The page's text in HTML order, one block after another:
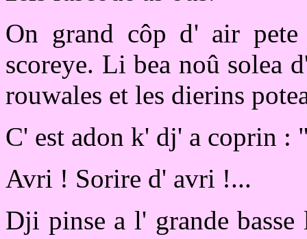
On grand côp d' air
scoreye. Li bea noû solea
rouwales et les dierins
C' est adon k' dj' a coprin
Avri ! Sorire d' avri !...
Dji pinse a l' grande